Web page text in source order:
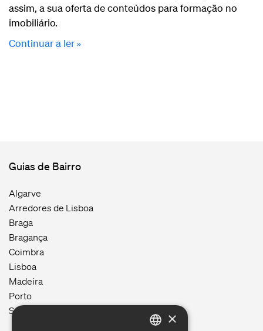
assim, a sua oferta de conteúdos para formação no
imobiliário.
Continuar a ler »
Guias de Bairro
Algarve
Arredores de Lisboa
Braga
Bragança
Coimbra
Lisboa
Madeira
Porto
Setúbal
×